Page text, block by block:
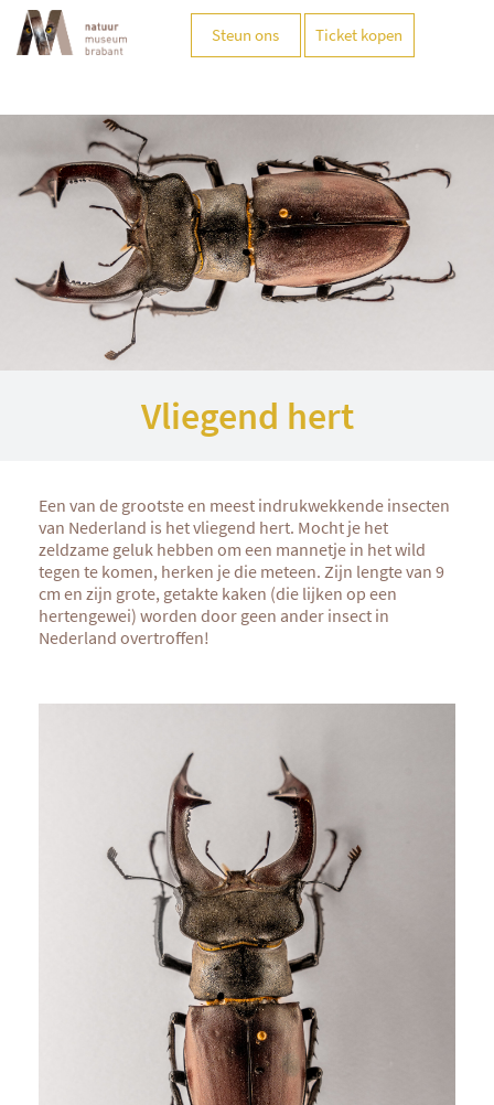
Steun ons Ticket kopen
Vliegend hert
Een van de grootste en meest indrukwekkende insecten
van Nederland is het vliegend hert. Mocht je het
zeldzame geluk hebben om een mannetje in het wild
tegen te komen, herken je die meteen. Zijn lengte van 9
cm en zijn grote, getakte kaken (die lijken op een
hertengewei) worden door geen ander insect in
Nederland overtroffen!